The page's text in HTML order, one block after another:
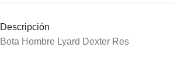
Descripción
Bota Hombre Lyard Dexter Res